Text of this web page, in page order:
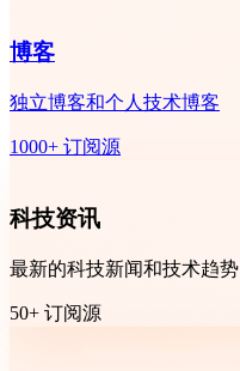
博客
独立博客和个人技术博客
1000+ 订阅源
科技资讯
最新的科技新闻和技术趋势
50+ 订阅源